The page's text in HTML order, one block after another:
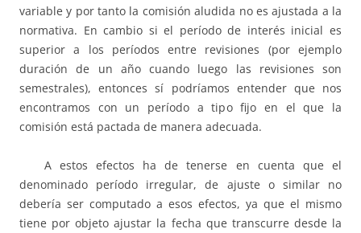
variable y por tanto la comisión aludida no es ajustada a la
normativa. En cambio si el período de interés inicial es
superior a los períodos entre revisiones (por ejemplo
duración de un año cuando luego las revisiones son
semestrales), entonces sí podríamos entender que nos
encontramos con un período a tipo fijo en el que la
comisión está pactada de manera adecuada.
A estos efectos ha de tenerse en cuenta que el
denominado período irregular, de ajuste o similar no
debería ser computado a esos efectos, ya que el mismo
tiene por objeto ajustar la fecha que transcurre desde la